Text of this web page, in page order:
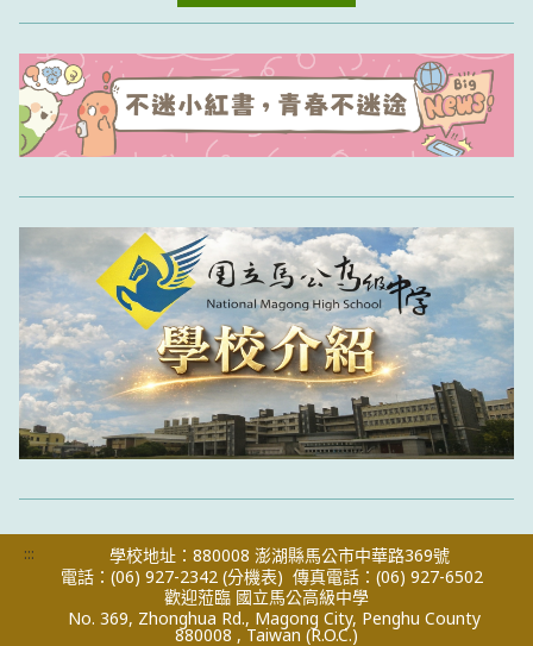
:::
學校地址：880008 澎湖縣馬公市中華路369號
電話：(06) 927-2342 (分機表) 傳真電話：(06) 927-6502
歡迎蒞臨 國立馬公高級中學
No. 369, Zhonghua Rd., Magong City, Penghu County
880008 , Taiwan (R.O.C.)